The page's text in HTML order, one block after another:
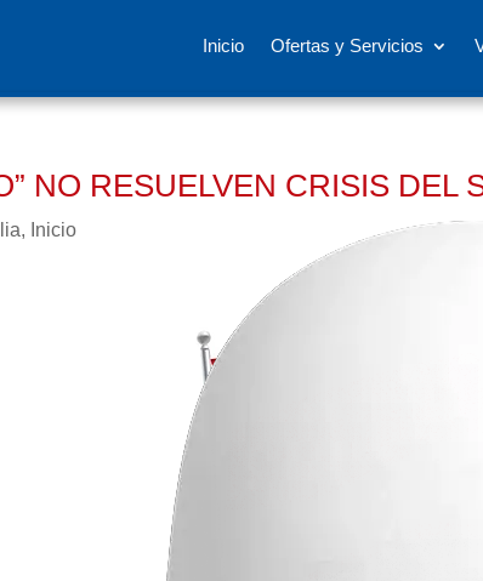
Inicio Ofertas y Servicios
NO RESUELVEN CRISIS DEL
, Inicio